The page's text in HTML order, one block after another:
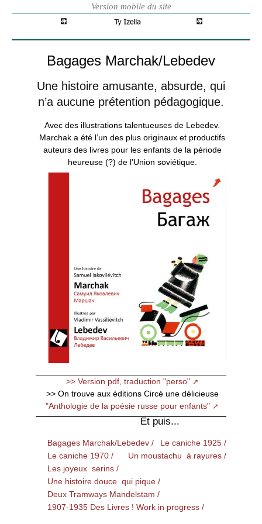
Bagages Marchak/Lebedev
Une histoire amusante, absurde, qui
n’a aucune prétention pédagogique.
Avec des illustrations talentueuses de Lebedev.
Marchak a été l’un des plus originaux et productifs
auteurs des livres pour les enfants de la période
heureuse (?) de l’Union soviétique.
>> Version pdf, traduction "perso"
>> On trouve aux éditions Circé une délicieuse
"Anthologie de la poésie russe pour enfants"
Et puis...
Bagages Marchak/Lebedev /
Le caniche 1925 /
Le caniche 1970 /
Un moustachu à rayures /
Les joyeux serins /
Une histoire douce qui pique /
Deux Tramways Mandelstam /
1907-1935 Des Livres ! Work in progress /